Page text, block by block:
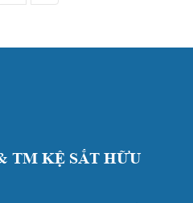
TM KỆ SẮT HỮU